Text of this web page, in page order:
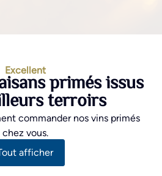
Excellent primés issus
terroirs
commander nos vins primés
chez vous.
afficher